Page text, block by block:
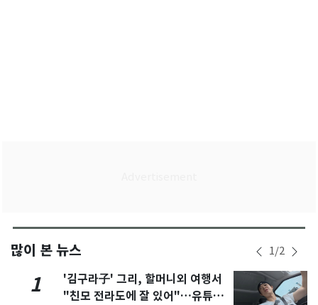
많이 본 뉴스 1/2
1
'김구라子' 그리, 할머니외 여행서
"친모 전라도에 잘 있어"…유튜브